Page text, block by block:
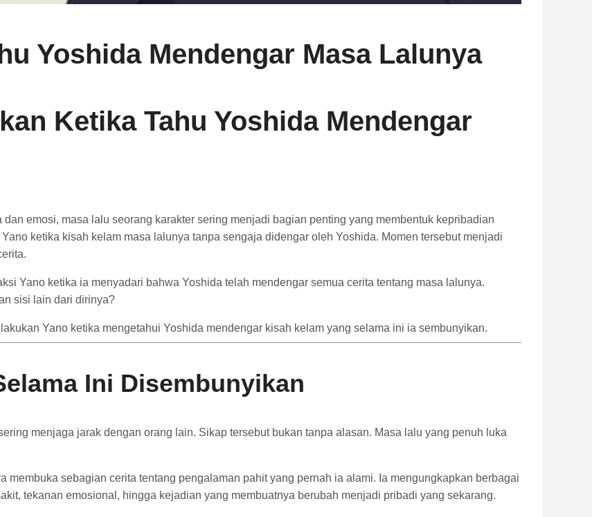
Yoshida Mendengar Masa Lalunya
Ketika Tahu Yoshida Mendengar
dan emosi, masa lalu seorang karakter sering menjadi bagian penting yang membentuk kepribadian
Yano ketika kisah kelam masa lalunya tanpa sengaja didengar oleh Yoshida. Momen tersebut menjadi
Yano ketika ia menyadari bahwa Yoshida telah mendengar semua cerita tentang masa lalunya.
sisi lain dari dirinya?
Yano ketika mengetahui Yoshida mendengar kisah kelam yang selama ini ia sembunyikan.
Ini Disembunyikan
menjaga jarak dengan orang lain. Sikap tersebut bukan tanpa alasan. Masa lalu yang penuh luka
membuka sebagian cerita tentang pengalaman pahityang pernah ia alami. Ia mengungkapkan berbagai
tekanan emosional, hingga kejadian yang membuatnya berubah menjadi pribadi yang sekarang.